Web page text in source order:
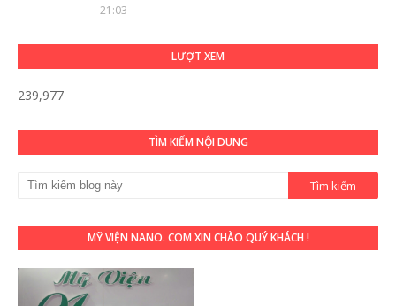
21:03
LƯỢT XEM
239,977
TÌM KIẾM NỘI DUNG
MỸ VIỆN NANO. COM XIN CHÀO QUÝ KHÁCH !